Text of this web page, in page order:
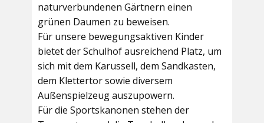
naturverbundenen Gärtnern einen
grünen Daumen zu beweisen.
Für unsere bewegungsaktiven Kinder
bietet derSchulhofausreichend Platz, um
sich mit dem Karussell, dem Sandkasten,
dem Klettertor sowie diversem
Außenspielzeug auszupowern.
Für die Sportskanonen stehen der